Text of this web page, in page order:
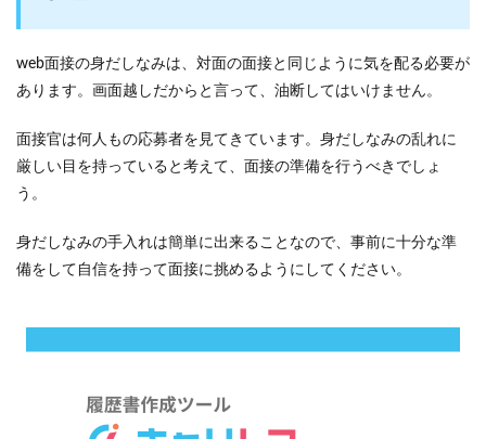
web面接の身だしなみは、対面の面接と同じように気を配る必要が
あります。画面越しだからと言って、油断してはいけません。
面接官は何人もの応募者を見てきています。身だしなみの乱れに
厳しい目を持っていると考えて、面接の準備を行うべきでしょ
う。
身だしなみの手入れは簡単に出来ることなので、事前に十分な準
備をして自信を持って面接に挑めるようにしてください。